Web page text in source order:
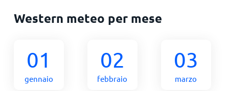
Western meteo per mese
01
gennaio
02
febbraio
03
marzo